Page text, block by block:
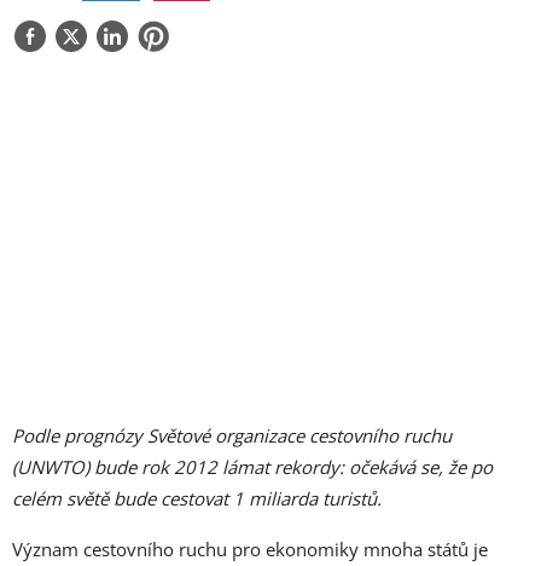
O NÁS
Podle prognózy Světové organizace cestovního ruchu
(UNWTO) bude rok 2012 lámat rekordy: očekává se, že po
celém světě bude cestovat 1 miliarda turistů.
Význam cestovního ruchu pro ekonomiky mnoha států je